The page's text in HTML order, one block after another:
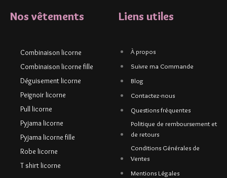
Nos vêtements
Combinaison licorne
Combinaison licorne fille
Déguisement licorne
Peignoir licorne
Pull licorne
Pyjama licorne
Pyjama licorne fille
Robe licorne
T shirt licorne
Liens utiles
À propos
Suivre ma Commande
Blog
Contactez-nous
Questions fréquentes
Politique de remboursement et
de retours
Conditions Générales de
Ventes
Mentions Légales